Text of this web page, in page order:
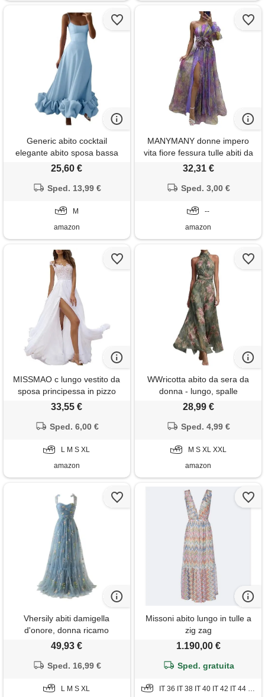
Generic abito cocktail
elegante abito sposa bassa
abiti da sposa stupendi abito
matrimonio abito da
seta lungo vestito lungo rosa
matrimonio civile
25,60 €
Sped. 13,99 €
M
amazon
MANYMANY donne impero
vita fiore fessura tulle abiti da
ballo 2024 una spalla manica
festa di sera per donna
32,31 €
Sped. 3,00 €
--
amazon
MISSMAO c lungo vestito da
sposa principessa in pizzo
con schiena nuda abito da
cerimonia stile impero maxi
da damigella, bianco, l
33,55 €
Sped. 6,00 €
L M S XL
amazon
WWricotta abito da sera da
donna - lungo, spalle
scoperte, da cocktail, motivo
elegante, per matrimonio,
ballo, abito da ballo da donna
28,99 €
Sped. 4,99 €
M S XL XXL
amazon
Vhersily abiti damigella
d'onore, donna ricamo
floreale tulle abiti da ballo,
ruggine abito da sera formale
primaverile, da cocktail,
49,93 €
Sped. 16,99 €
L M S XL
Missoni abito lungo in tulle a
zig zag
1.190,00 €
Sped. gratuita
IT 36 IT 38 IT 40 IT 42 IT 44 IT 46 IT 48